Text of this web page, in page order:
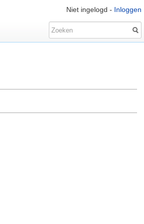
Niet ingelogd - Inloggen